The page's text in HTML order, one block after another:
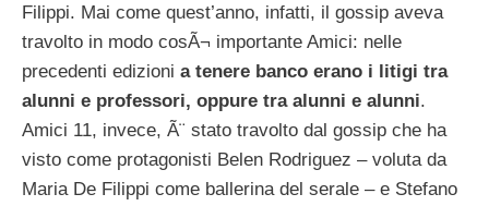
Filippi. Mai come quest’anno, infatti, il gossip aveva
travolto in modo cosÃ¬ importante Amici: nelle
precedenti edizioni a tenere banco erano i litigi tra
alunni e professori, oppure tra alunni e alunni.
Amici 11, invece, Ã¨ stato travolto dal gossip che ha
visto come protagonisti Belen Rodriguez – voluta da
Maria De Filippi come ballerina del serale – e Stefano